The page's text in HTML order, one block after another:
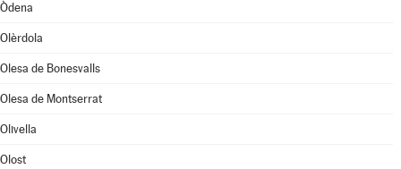
Òdena
Olèrdola
Olesa de Bonesvalls
Olesa de Montserrat
Olivella
Olost